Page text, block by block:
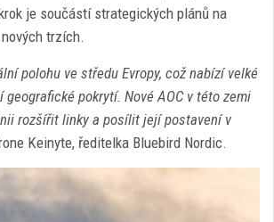
je součástí strategických plánů na
trzích.
polohu ve středu Evropy, což nabízí velké
pokrytí. Nové AOC v této zemi
rozšířit linky a posílit její postavení v
Keinyte, ředitelka Bluebird Nordic.